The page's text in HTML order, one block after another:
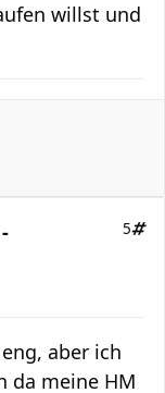
willst und
5
aber ich
da meine HM